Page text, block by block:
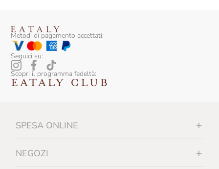
Metodi di pagamento accettati:
Seguici su:
Scopri il programma fedeltà:
SPESA ONLINE
NEGOZI